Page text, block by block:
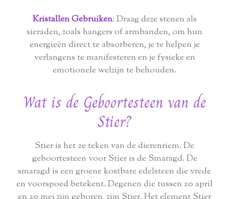
Kristallen Gebruiken: Draag deze stenen als
sieraden, zoals hangers of armbanden, om hun
energieën direct te absorberen, je te helpen je
verlangens te manifesteren en je fysieke en
emotionele welzijn te behouden.
Wat is de Geboortesteen van de
Stier?
Stier is het 2e teken van de dierenriem. De
geboortesteen voor Stier is de Smaragd. De
smaragd is een groene kostbare edelsteen die vrede
en voorspoed betekent. Degenen die tussen 20 april